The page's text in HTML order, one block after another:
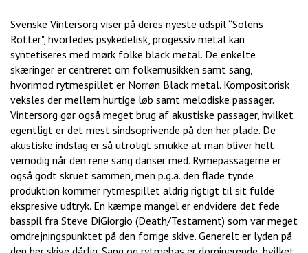
Svenske Vintersorg viser på deres nyeste udspil “Solens
Rotter", hvorledes psykedelisk, progessiv metal kan
syntetiseres med mørk folke black metal. De enkelte
skæringer er centreret om folkemusikken samt sang,
hvorimod rytmespillet er Norrøn Black metal. Kompositorisk
veksles der mellem hurtige løb samt melodiske passager.
Vintersorg gør også meget brug af akustiske passager, hvilket
egentligt er det mest sindsoprivende på den her plade. De
akustiske indslag er så utroligt smukke at man bliver helt
vemodig når den rene sang danser med. Rymepassagerne er
også godt skruet sammen, men p.g.a. den flade tynde
produktion kommer rytmespillet aldrig rigtigt til sit fulde
ekspresive udtryk. En kæmpe mangel er endvidere det fede
basspil fra Steve DiGiorgio (Death/Testament) som var meget
omdrejningspunktet på den forrige skive. Generelt er lyden på